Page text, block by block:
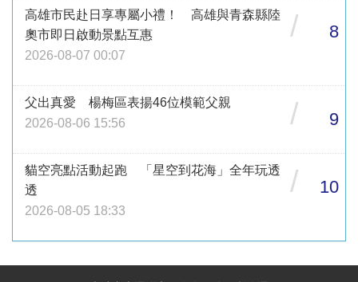
高雄市民赴日享專屬小禮！ 高雄與青森縣陸
奧市即日啟動景點互惠
2026-08-07 00:07
/ 8
父出真愛 楊梅區表揚46位模範父親
2026-08-06 15:56
/ 9
貓空亮點活動起跑 「星空到花海」全年玩透
透
2026-08-05 18:33
/ 10